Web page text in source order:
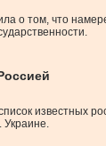
о том, что
известных
Украине.